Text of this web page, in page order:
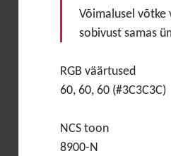
Võimalusel võtke
sobivust samas
RGB väärtused
60, 60, 60 (#3C3C3C)
NCS toon
8900-N